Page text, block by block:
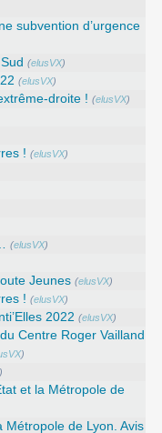
subvention d’urgence
(elusVX)
(elusVX)
droite ! (elusVX)
! (elusVX)
(elusVX)
Jeunes (elusVX)
! (elusVX)
2022 (elusVX)
Centre Roger Vailland
)
)
et la Métropole de
Métropole de Lyon. Avis